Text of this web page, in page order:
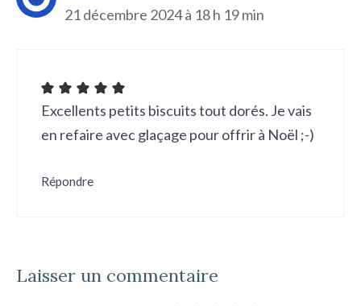
21 décembre 2024 à 18 h 19 min
Excellents petits biscuits tout dorés. Je vais
en refaire avec glaçage pour offrir à Noël ;-)
Répondre
Laisser un commentaire